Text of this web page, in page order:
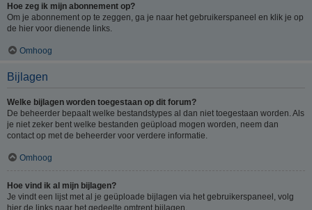
Hoe zeg ik mijn abonnement op?
Om je abonnement op te zeggen, ga je naar het gebruikerspaneel en klik je op
de hier voor dienende links.
Omhoog
Bijlagen
Welke bijlagen worden toegestaan op dit forum?
De beheerder bepaalt welke bestandstypes al dan niet toegestaan worden. Als
je niet zeker bent welke bestanden geüpload mogen worden, neem dan
contact op met de beheerder voor verdere informatie.
Omhoog
Hoe vind ik al mijn bijlagen?
Je vindt een lijst met al je geüploade bijlagen via het gebruikerspaneel, volg
hier de links naar het gedeelte omtrent bijlagen.